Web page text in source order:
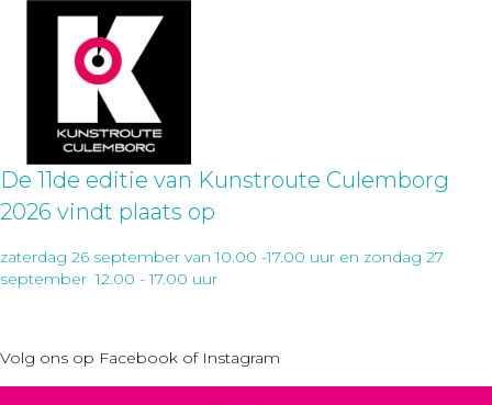
De 11de editie van Kunstroute Culemborg
2026 vindt plaats op
zaterdag 26 september van 10.00 -17.00 uur en zondag 27
september 12.00 - 17.00 uur
Volg ons op Facebook of Instagram